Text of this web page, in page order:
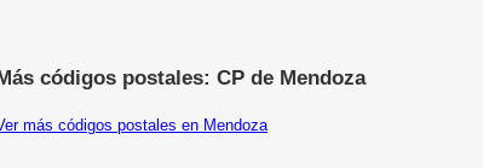
códigos postales: CP de Mendoza
más códigos postales en Mendoza